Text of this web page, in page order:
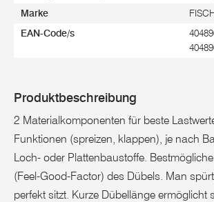
Marke
EAN-Code/s
Produktbeschreibung
2 Materialkomponenten für beste
Funktionen (spreizen, klappen), je nach
Loch- oder Plattenbaustoffe.
(Feel-Good-Factor) des Dübels. Man
perfekt sitzt. Kurze Dübellänge ermöglicht